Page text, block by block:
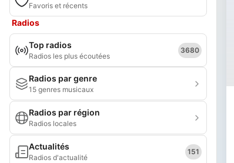
Favoris et récents
Radios
Top radios
Radios les plus écoutées
3680
Radios par genre
15 genres musicaux
Radios par région
Radios locales
Actualités
Radios d'actualité
151